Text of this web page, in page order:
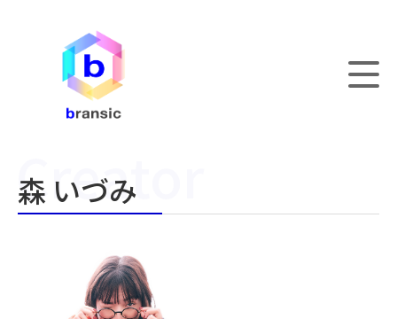
森 いづみ